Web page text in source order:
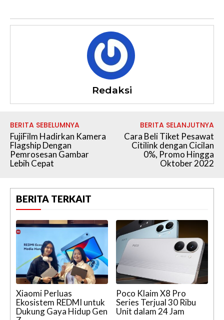
Redaksi
BERITA SEBELUMNYA
FujiFilm Hadirkan Kamera
Flagship Dengan
Pemrosesan Gambar
Lebih Cepat
BERITA SELANJUTNYA
Cara Beli Tiket Pesawat
Citilink dengan Cicilan
0%, Promo Hingga
Oktober 2022
BERITA TERKAIT
Xiaomi Perluas
Ekosistem REDMI untuk
Dukung Gaya Hidup Gen
Poco Klaim X8 Pro
Series Terjual 30 Ribu
Unit dalam 24 Jam